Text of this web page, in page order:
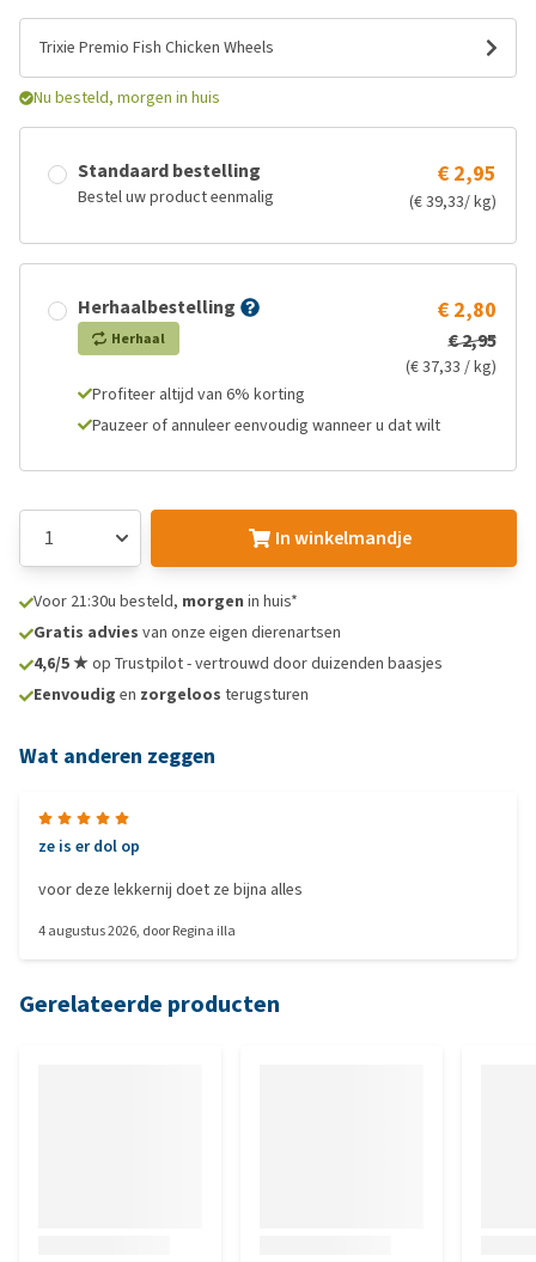
Trixie Premio Fish Chicken Wheels
Nu besteld, morgen in huis
Standaard bestelling
Bestel uw product eenmalig
€ 2,95
(€ 39,33/ kg)
Herhaalbestelling
Herhaal
€ 2,80
€ 2,95
(€ 37,33 / kg)
Profiteer altijd van 6% korting
Pauzeer of annuleer eenvoudig wanneer u dat wilt
In winkelmandje
Voor 21:30u besteld, morgen in huis*
Gratis advies van onze eigen dierenartsen
4,6/5 ★op Trustpilot - vertrouwd door duizenden baasjes
Eenvoudig en zorgeloos terugsturen
Wat anderen zeggen
ze is er dol op
voor deze lekkernij doet ze bijna alles
4 augustus 2026, doorRegina illa
Gerelateerde producten